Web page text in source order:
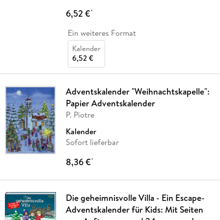
6,52 €*
Ein weiteres Format
Kalender
6,52 €
Adventskalender "Weihnachtskapelle":
Papier Adventskalender
P. Piotre
Kalender
Sofort lieferbar
8,36 €*
Die geheimnisvolle Villa - Ein Escape-
Adventskalender für Kids: Mit Seiten